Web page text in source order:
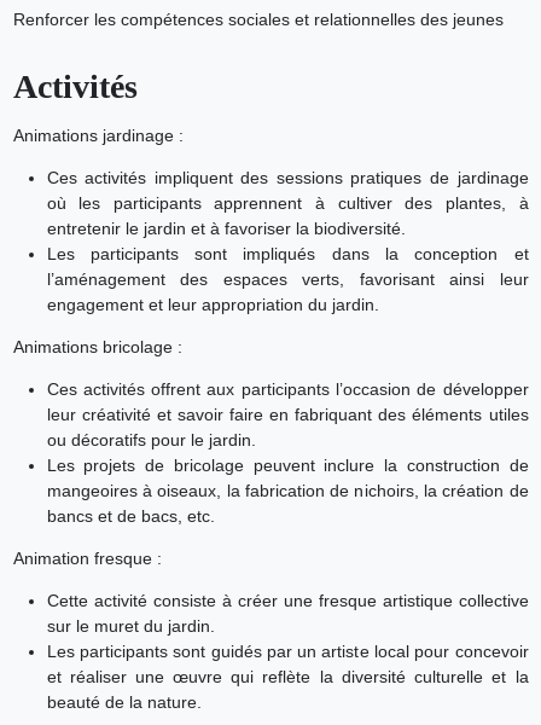
Renforcer les compétences sociales et relationnelles des jeunes
Activités
Animations jardinage :
Ces activités impliquent des sessions pratiques de jardinage
où les participants apprennent à cultiver des plantes, à
entretenir le jardin et à favoriser la biodiversité.
Les participants sont impliqués dans la conception et
l’aménagement des espaces verts, favorisant ainsi leur
engagement et leur appropriation du jardin.
Animations bricolage :
Ces activités offrent aux participants l’occasion de développer
leur créativité et savoir faire en fabriquant des éléments utiles
ou décoratifs pour le jardin.
Les projets de bricolage peuvent inclure la construction de
mangeoires à oiseaux, la fabrication de nichoirs, la création de
bancs et de bacs, etc.
Animation fresque :
Cette activité consiste à créer une fresque artistique collective
sur le muret du jardin.
Les participants sont guidés par un artiste local pour concevoir
et réaliser une œuvre qui reflète la diversité culturelle et la
beauté de la nature.